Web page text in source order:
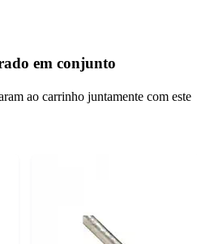
em conjunto
ao carrinho juntamente com este